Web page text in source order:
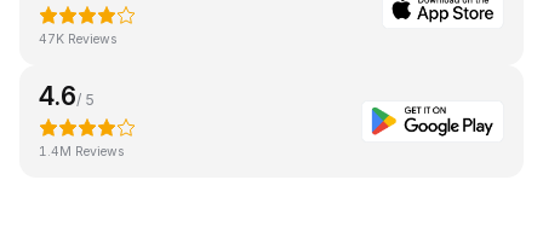
47K Reviews
4.6/ 5
1.4M Reviews